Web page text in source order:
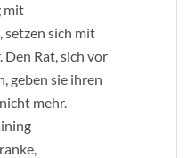
mit
sich mit
Rat, sich vor
geben sie ihren
mehr.